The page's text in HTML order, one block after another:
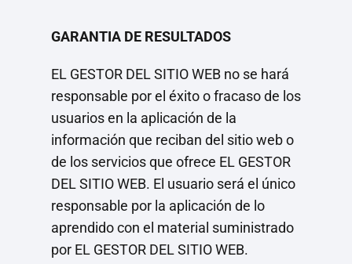
GARANTIA DE RESULTADOS
EL GESTOR DEL SITIO WEB no se hará
responsable por el éxito o fracaso de los
usuarios en la aplicación de la
información que reciban del sitio web o
de los servicios que ofrece EL GESTOR
DEL SITIO WEB. El usuario será el único
responsable por la aplicación de lo
aprendido con el material suministrado
por EL GESTOR DEL SITIO WEB.